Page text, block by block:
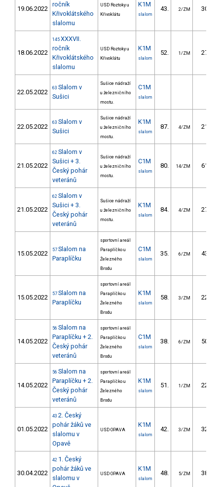
19.06.2022
ročník
Křivoklátského
slalomu
USD Roztoky u
Křivoklátu
K1M
slalom
43. 2/ZM 30.36
18.06.2022
145 XXXVII.
ročník
Křivoklátského
slalomu
USD Roztoky u
Křivoklátu
K1M
slalom
52. 1/ZM 27.87
22.05.2022
63 Slalom v
Sušici
Sušice nádraží
u železničního
mostu.
C1M
slalom
22.05.2022
63 Slalom v
Sušici
Sušice nádraží
u železničního
mostu.
K1M
slalom
87. 4/ZM 21.78
21.05.2022
62 Slalom v
Sušici + 3.
Český pohár
veteránů
Sušice nádraží
u železničního
mostu.
C1M
slalom
80. 14/ZM 61.82
21.05.2022
62 Slalom v
Sušici + 3.
Český pohár
veteránů
Sušice nádraží
u železničního
mostu.
K1M
slalom
84. 4/ZM 27.95
15.05.2022 57 Slalom na
Paraplíčku
sportovní areál
Paraplíčko u
Železného
Brodu
C1M
slalom
35. 6/ZM 43.90
15.05.2022 57 Slalom na
Paraplíčku
sportovní areál
Paraplíčko u
Železného
Brodu
K1M
slalom
58. 3/ZM 22.50
14.05.2022
56 Slalom na
Paraplíčku + 2.
Český pohár
veteránů
sportovní areál
Paraplíčko u
Železného
Brodu
C1M
slalom
38. 6/ZM 50.70
14.05.2022
56 Slalom na
Paraplíčku + 2.
Český pohár
veteránů
sportovní areál
Paraplíčko u
Železného
Brodu
K1M
slalom
51. 1/ZM 22.90
01.05.2022
43 2. Český
pohár žáků ve
slalomu v
Opavě
USD OPAVA
K1M
slalom
42. 3/ZM 32.09
30.04.2022
42 1. Český
pohár žáků ve
slalomu v
USD OPAVA
K1M
slalom
48. 5/ZM 38.93